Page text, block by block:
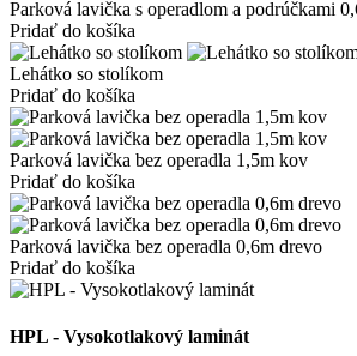
Parková lavička s operadlom a podrúčkami
Pridať do košíka
Lehátko so stolíkom
Pridať do košíka
Parková lavička bez operadla 1,5m kov
Pridať do košíka
Parková lavička bez operadla 0,6m drevo
Pridať do košíka
HPL - Vysokotlakový laminát